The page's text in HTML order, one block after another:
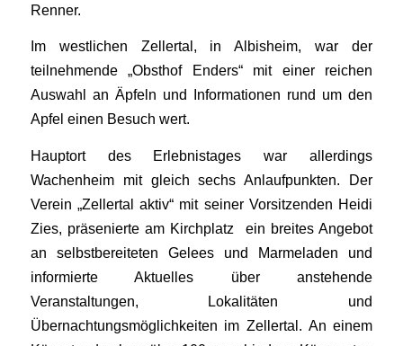
Renner.
Im westlichen Zellertal, in Albisheim, war der
teilnehmende „Obsthof Enders“ mit einer reichen
Auswahl an Äpfeln und Informationen rund um den
Apfel einen Besuch wert.
Hauptort des Erlebnistages war allerdings
Wachenheim mit gleich sechs Anlaufpunkten. Der
Verein „Zellertal aktiv“ mit seiner Vorsitzenden Heidi
Zies, präsenierte am Kirchplatz ein breites Angebot
an selbstbereiteten Gelees und Marmeladen und
informierte Aktuelles über anstehende
Veranstaltungen, Lokalitäten und
Übernachtungsmöglichkeiten im Zellertal. An einem